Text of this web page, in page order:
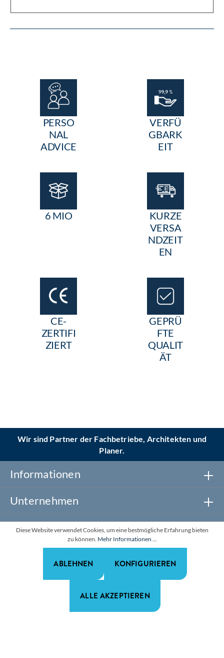
PERSO
NAL
ADVICE
VERFÜ
GBARK
EIT
6 MIO
KURZE
VERSA
NDZEIT
EN
CE-
ZERTIFI
ZIERT
GEPRÜ
FTE
QUALIT
ÄT
Wir sind Partner der Fachbetriebe, Architekten und
Planer.
Informationen
Unternehmen
Newsletter abonnieren
*Alle Preise zzgl. gesetzl. Mehrwertsteuer. Alle Rechte
vorbehalten.
Diese Website verwendet Cookies, um eine bestmögliche Erfahrung bieten
zu können. Mehr Informationen ...
ABLEHNEN KONFIGURIEREN
ALLE AKZEPTIEREN